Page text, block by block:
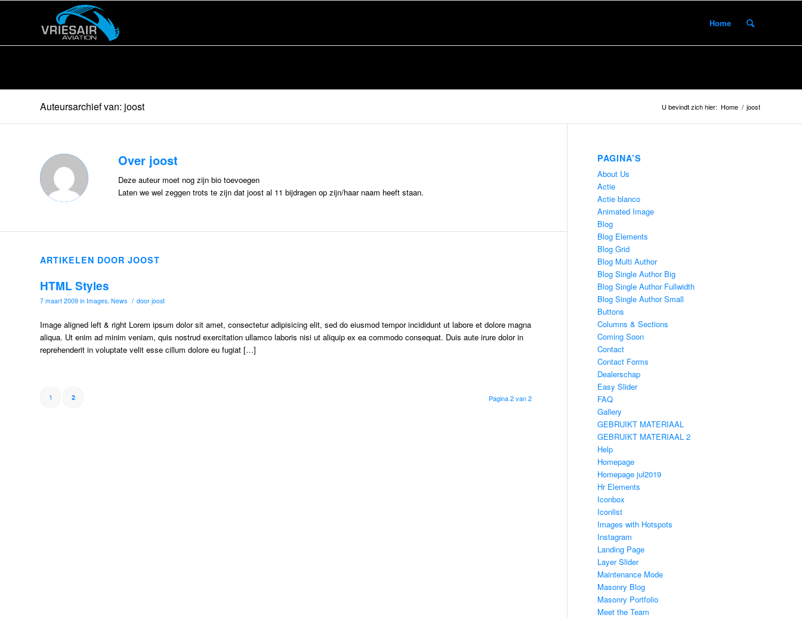
Home
Auteursarchief van: joost U bevindt zich hier: Home / joost
Over joost
Deze auteur moet nog zijn bio toevoegen
Laten we wel zeggen trots te zijn dat joost al 11 bijdragen op zijn/haar naam heeft staan.
ARTIKELEN DOOR JOOST
HTML Styles
7 maart 2009 in Images, News / door joost
Image aligned left & right Lorem ipsum dolor sit amet, consectetur adipisicing elit, sed do eiusmod tempor incididunt ut labore et dolore magna
aliqua. Ut enim ad minim veniam, quis nostrud exercitation ullamco laboris nisi ut aliquip ex ea commodo consequat. Duis aute irure dolor in
reprehenderit in voluptate velit esse cillum dolore eu fugiat […]
Pagina 2 van 2
1 2
PAGINA’S
About Us
Actie
Actie blanco
Animated Image
Blog
Blog Elements
Blog Grid
Blog Multi Author
Blog Single Author Big
Blog Single Author Fullwidth
Blog Single Author Small
Buttons
Columns & Sections
Coming Soon
Contact
Contact Forms
Dealerschap
Easy Slider
FAQ
Gallery
GEBRUIKT MATERIAAL
GEBRUIKT MATERIAAL 2
Help
Homepage
Homepage jul2019
Hr Elements
Iconbox
Iconlist
Images with Hotspots
Instagram
Landing Page
Layer Slider
Maintenance Mode
Masonry Blog
Masonry Portfolio
Meet the Team